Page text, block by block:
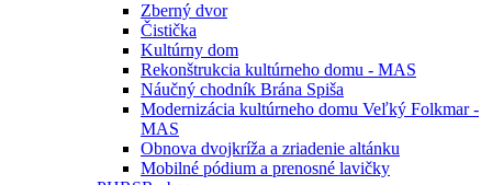
Zberný dvor
Čistička
Kultúrny dom
Rekonštrukcia kultúrneho domu - MAS
Náučný chodník Brána Spiša
Modernizácia kultúrneho domu Veľký Folkmar -
MAS
Obnova dvojkríža a zriadenie altánku
Mobilné pódium a prenosné lavičky